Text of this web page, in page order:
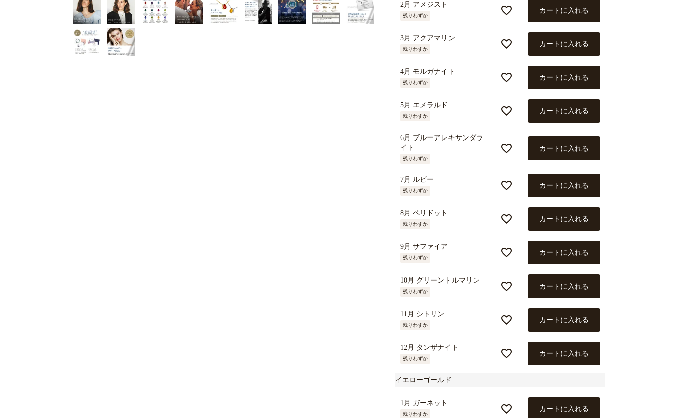
2月 アメジスト
残りわずか
カートに入れる
3月 アクアマリン
残りわずか
カートに入れる
4月 モルガナイト
残りわずか
カートに入れる
5月 エメラルド
残りわずか
カートに入れる
6月 ブルーアレキサンダラ
イト
残りわずか
カートに入れる
7月 ルビー
残りわずか
カートに入れる
8月 ペリドット
残りわずか
カートに入れる
9月 サファイア
残りわずか
カートに入れる
10月 グリーントルマリン
残りわずか
カートに入れる
11月 シトリン
残りわずか
カートに入れる
12月 タンザナイト
残りわずか
カートに入れる
イエローゴールド
1月 ガーネット
残りわずか
カートに入れる